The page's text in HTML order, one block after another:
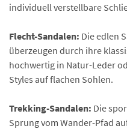
individuell verstellbare
Flecht-Sandalen: Die edlen
überzeugen durch ihre
hochwertig in Natur-Leder
Styles auf flachen Sohlen.
Trekking-Sandalen: Die
Sprung vom Wander-Pfad